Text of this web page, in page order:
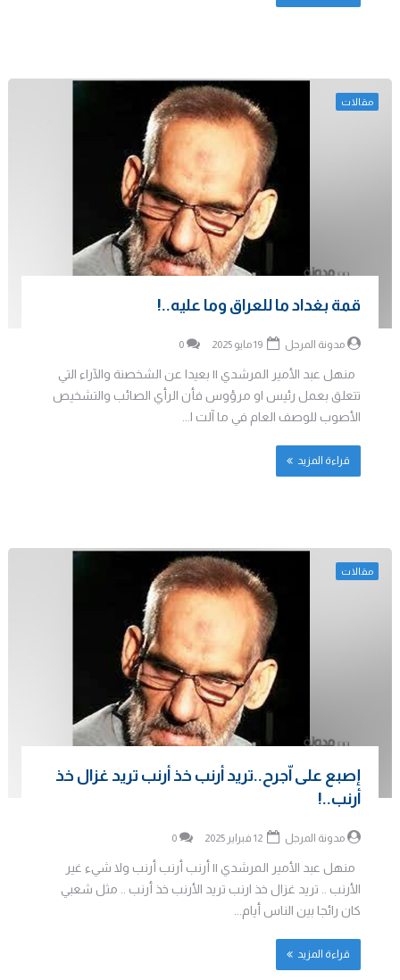
مقالات
قمة بغداد ما للعراق وما عليه..!
مدونة المرجل 0
منهل عبد الأمير المرشدي || بعيدا عن الشخصنة والآراء التي
تتعلق بعمل رئيس او مرؤوس فأن الرأي الصائب والتشخيص
الأصوب للوصف العام في ما آلت ا...
قراءة المزيد
مقالات
إصبع على اّجرح..تريد أرنب خذ أرنب تريد غزال خذ
أرنب..!
مدونة المرجل 0
منهل عبد الأمير المرشدي || أرنب أرنب أرنب ولا شيء غير
الأرنب .. تريد غزال خذ ارنب تريد الأرنب خذ أرنب .. مثل شعبي
كان رائجا بين الناس أيام...
قراءة المزيد